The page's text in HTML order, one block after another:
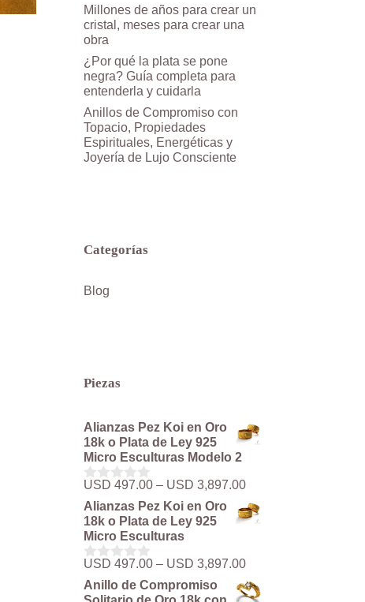
Millones de años para crear un
cristal, meses para crear una
obra
¿Por qué la plata se pone
negra? Guía completa para
entenderla y cuidarla
Anillos de Compromiso con
Topacio, Propiedades
Espirituales, Energéticas y
Joyería de Lujo Consciente
Categorías
Blog
Piezas
Alianzas Pez Koi en Oro
18k o Plata de Ley 925
Micro Esculturas Modelo 2
0
d
e
5
USD 497.00 – USD 3,897.00Rango
precios:
hasta
Alianzas Pez Koi en Oro
18k o Plata de Ley 925
Micro Esculturas
0
d
e
USD 497.00 – USD 3,897.00Rango
de
precios:
Anillo de Compromiso